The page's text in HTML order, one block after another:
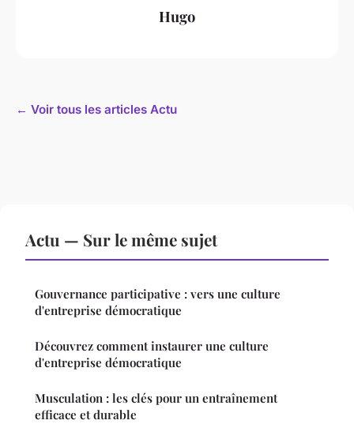
Hugo
← Voir tous les articles Actu
Actu — Sur le même sujet
Gouvernance participative : vers une culture
d'entreprise démocratique
Découvrez comment instaurer une culture
d'entreprise démocratique
Musculation : les clés pour un entraînement
efficace et durable